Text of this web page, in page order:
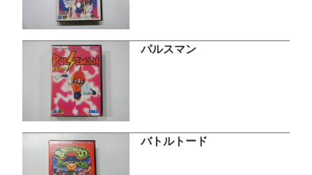
パルスマン
バトルトード